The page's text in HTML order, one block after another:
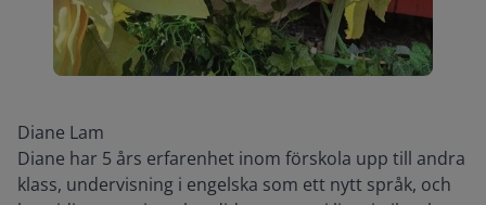
Diane Lam
Diane har 5 års erfarenhet inom förskola upp till andra
klass, undervisning i engelska som ett nytt språk, och